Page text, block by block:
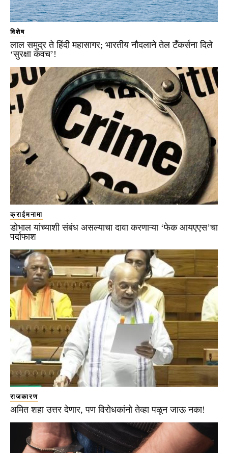
विशेष
लाल समुद्र ते हिंदी महासागर; भारतीय नौदलाने तेल टँकर्सना दिले
‘सुरक्षा कवच’!
क्राईमनामा
डोभाल यांच्याशी संबंध असल्याचा दावा करणाऱ्या ‘फेक आयएएस’चा
पर्दाफाश
राजकारण
अमित शहा उत्तर देणार, पण विरोधकांनो तेव्हा पळून जाऊ नका!